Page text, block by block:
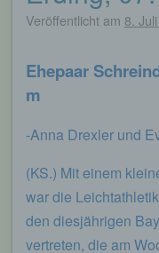
Veröffentlicht am 8.
Ehepaar
m
-Anna Drexler und
(KS.) Mit einem
war die
den diesjährigen
vertreten, die am